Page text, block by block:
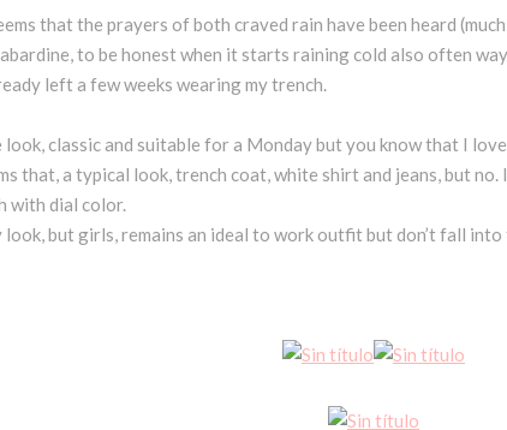
that the prayers of both craved rain have been heard
to be honest when it starts raining cold also often
left a few weeks wearing my trench.
classic and suitable for a Monday but you know that I
that, a typical look, trench coat, white shirt and jeans, but no.
with dial color.
but girls, remains an ideal to work outfit but don’t fall into